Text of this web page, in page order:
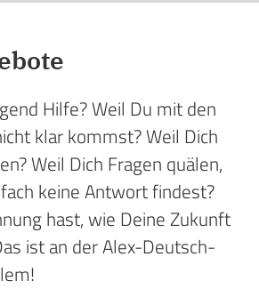
Hilfe? Weil Du mit den
klar kommst? Weil Dich
Weil Dich Fragen quälen,
keine Antwort findest?
hast, wie Deine Zukunft
ist an der Alex-Deutsch-